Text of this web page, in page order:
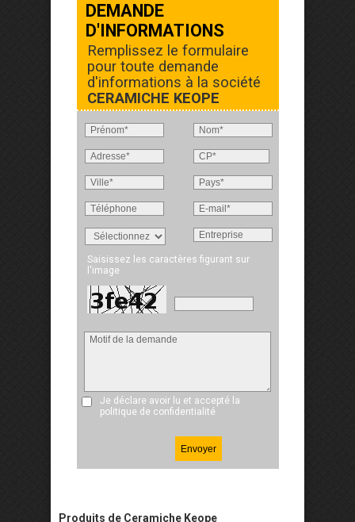
DEMANDE
D'INFORMATIONS
Remplissez le formulaire
pour toute demande
d'informations à la société
CERAMICHE KEOPE
Saisissez les caractères figurant sur
l'image
Je déclare avoir lu et accepté la
politique de confidentialité
Produits de Ceramiche Keope